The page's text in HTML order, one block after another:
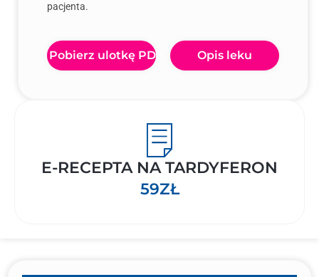
pacjenta.
Pobierz ulotkę PDF Opis leku
E-RECEPTA NA TARDYFERON
59ZŁ